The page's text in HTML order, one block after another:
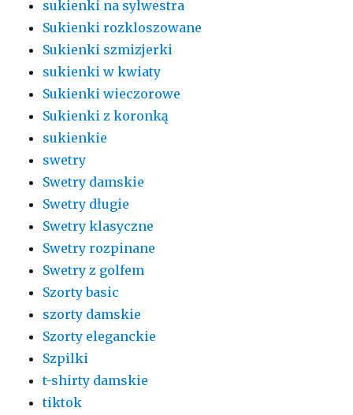
sukienki na sylwestra
Sukienki rozkloszowane
Sukienki szmizjerki
sukienki w kwiaty
Sukienki wieczorowe
Sukienki z koronką
sukienkie
swetry
Swetry damskie
Swetry długie
Swetry klasyczne
Swetry rozpinane
Swetry z golfem
Szorty basic
szorty damskie
Szorty eleganckie
Szpilki
t-shirty damskie
tiktok